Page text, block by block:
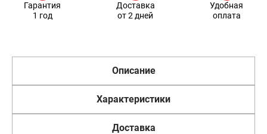
Гарантия
1 год
Доставка
от 2 дней
Удобная
оплата
Описание
Характеристики
Доставка